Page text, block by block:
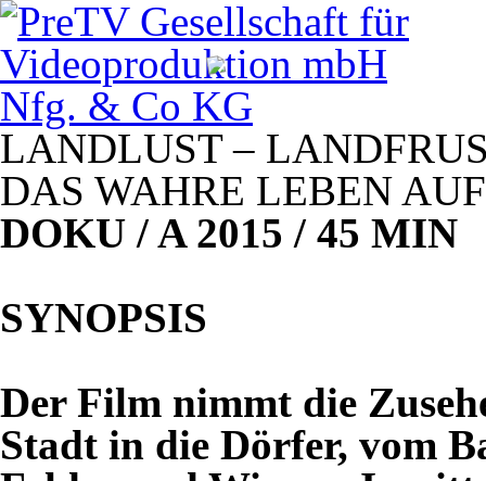
LANDLUST–
DAS WAHRE LEBEN AUF
DOKU / A 2015 / 45 MIN
SYNOPSIS
Der Film nimmt die
Stadt in die Dörfer, vom